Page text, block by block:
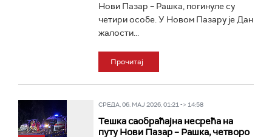
Нови Пазар – Рашка, погинуле су
четири особе. У Новом Пазару је Дан
жалости...
Прочитај
СРЕДА, 06. МАЈ 2026, 01:21 -> 14:58
Тешка саобраћајна несрећа на
путу Нови Пазар – Рашка, четворо